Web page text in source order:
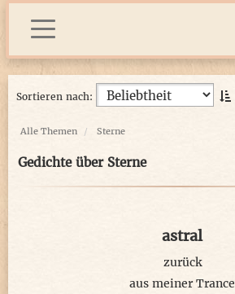
Sortieren nach:
Alle Themen Sterne
Gedichte über Sterne
astral
zurück
aus meiner Trance